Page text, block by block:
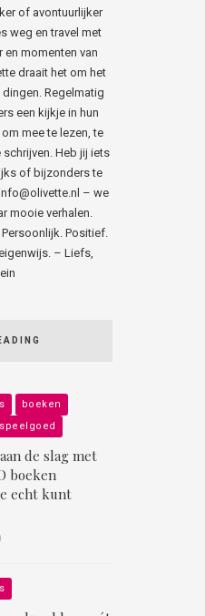
of avontuurlijker
weg en travel met
momenten van
draait het om het
Regelmatig
een kijkje in hun
mee te lezen, te
Heb jij iets
of bijzonders te
– we
mooie verhalen.
Positief.
– Liefs,
boeken
speelgoed
de slag met
boeken
echt kunt